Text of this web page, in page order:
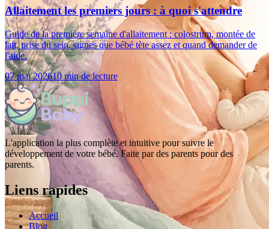
Allaitement les premiers jours : à quoi s'attendre
Guide de la première semaine d'allaitement : colostrum, montée de
lait, prise du sein, signes que bébé tète assez et quand demander de
l'aide.
07 mai 202610 min de lecture
L'application la plus complète et intuitive pour suivre le
développement de votre bébé. Faite par des parents pour des
parents.
Liens rapides
Accueil
Blog